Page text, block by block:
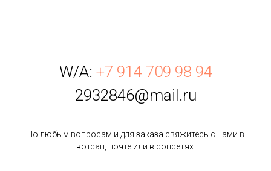
W/A: +7 914 709 98 94
2932846@mail.ru
По любым вопросам и для заказа свяжитесь с нами в
вотсап, почте или в соцсетях.